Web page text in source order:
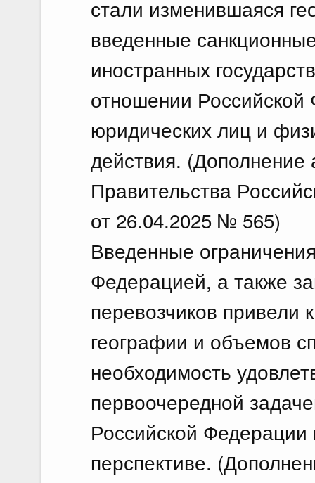
стали изменившаяся
введенные
иностранных
отношении
юридических лиц и
действия.
Правительства
от 26.04.2025 № 565)
Введенные
Федерацией, а также
перевозчиков привели
географии и объемов
необходимость
первоочередной
Российской Федерации
перспективе.